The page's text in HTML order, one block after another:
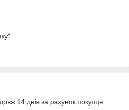
14 днів за рахунок покупця